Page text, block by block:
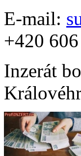
E-mail:
+420
Inzerát